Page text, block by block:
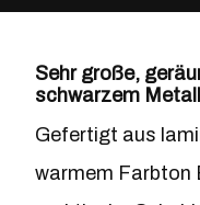
Sehr große,
schwarzem
Gefertigt aus
warmem Farbton